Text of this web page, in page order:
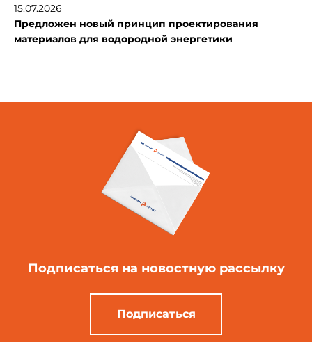
15.07.2026
Предложен новый принцип проектирования
материалов для водородной энергетики
Подписаться на новостную рассылку
Подписаться